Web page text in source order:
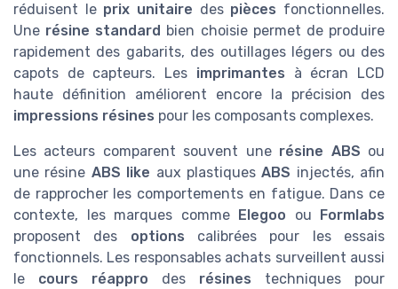
réduisent le prix unitaire des pièces fonctionnelles.
Une résine standard bien choisie permet de produire
rapidement des gabarits, des outillages légers ou des
capots de capteurs. Les imprimantes à écran LCD
haute définition améliorent encore la précision des
impressions résines pour les composants complexes.
Les acteurs comparent souvent une résine ABS ou
une résine ABS like aux plastiquesABS injectés, afin
de rapprocher les comportements en fatigue. Dans ce
contexte, les marques comme
Elegoo ou
Formlabs
proposent des options calibrées pour les essais
fonctionnels. Les responsables achats surveillent aussi
le cours réappro des résines techniques pour